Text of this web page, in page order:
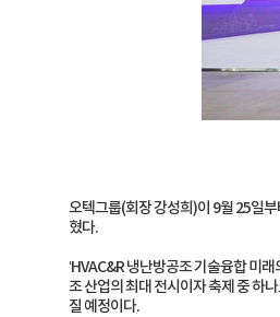
오텍그룹(회장 강성희)이 9월 25일
혔다.
‘HVAC&R 냉난방공조 기술융합 미
조 산업의 최대 전시이자 축제 중 하
질 예정이다.